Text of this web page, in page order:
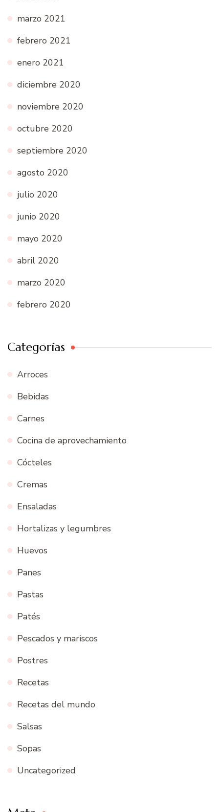
marzo 2021
febrero 2021
enero 2021
diciembre 2020
noviembre 2020
octubre 2020
septiembre 2020
agosto 2020
julio 2020
junio 2020
mayo 2020
abril 2020
marzo 2020
febrero 2020
Categorías
Arroces
Bebidas
Carnes
Cocina de aprovechamiento
Cócteles
Cremas
Ensaladas
Hortalizas y legumbres
Huevos
Panes
Pastas
Patés
Pescados y mariscos
Postres
Recetas
Recetas del mundo
Salsas
Sopas
Uncategorized